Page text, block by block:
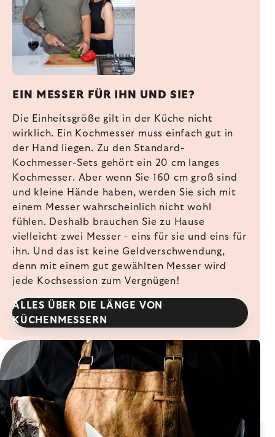
EIN MESSER FÜR IHN UND SIE?
Die Einheitsgröße gilt in der Küche nicht
wirklich. Ein Kochmesser muss einfach gut in
der Hand liegen. Zu den Standard-
Kochmesser-Sets gehört ein 20 cm langes
Kochmesser. Aber wenn Sie 160 cm groß sind
und kleine Hände haben, werden Sie sich mit
einem Messer wahrscheinlich nicht wohl
fühlen. Deshalb brauchen Sie zu Hause
vielleicht zwei Messer - eins für sie und eins für
ihn. Und das ist keine Geldverschwendung,
denn mit einem gut gewählten Messer wird
jede Kochsession zum Vergnügen!
ALLES ÜBER DIE LÄNGE VON
KÜCHENMESSERN